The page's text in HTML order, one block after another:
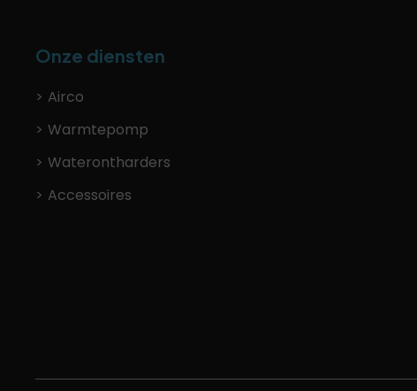
Onze diensten
Airco
Warmtepomp
Waterontharders
Accessoires